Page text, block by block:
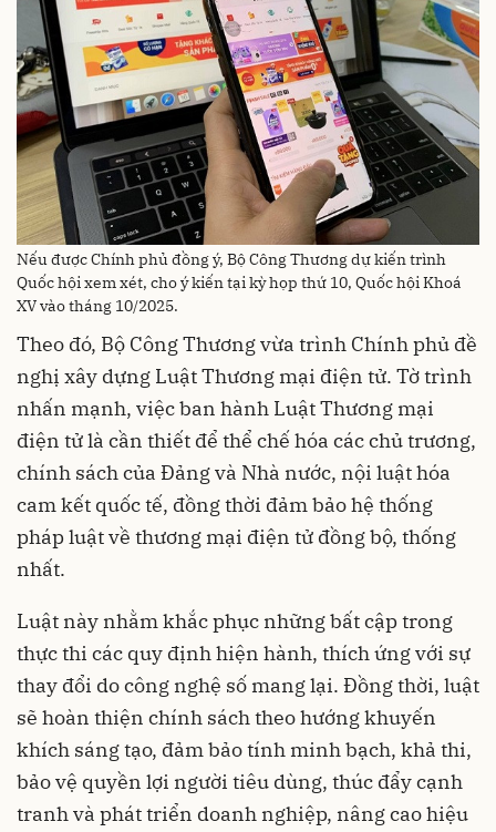
Nếu được Chính phủ đồng ý, Bộ Công Thương dự kiến trình
Quốc hội xem xét, cho ý kiến tại kỳ họp thứ 10, Quốc hội Khoá
XV vào tháng 10/2025.
Theo đó, Bộ Công Thương vừa trình Chính phủ đề
nghị xây dựng Luật Thương mại điện tử. Tờ trình
nhấn mạnh, việc ban hành Luật Thương mại
điện tử là cần thiết để thể chế hóa các chủ trương,
chính sách của Đảng và Nhà nước, nội luật hóa
cam kết quốc tế, đồng thời đảm bảo hệ thống
pháp luật về thương mại điện tử đồng bộ, thống
nhất.
Luật này nhằm khắc phục những bất cập trong
thực thi các quy định hiện hành, thích ứng với sự
thay đổi do công nghệ số mang lại. Đồng thời, luật
sẽ hoàn thiện chính sách theo hướng khuyến
khích sáng tạo, đảm bảo tính minh bạch, khả thi,
bảo vệ quyền lợi người tiêu dùng, thúc đẩy cạnh
tranh và phát triển doanh nghiệp, nâng cao hiệu